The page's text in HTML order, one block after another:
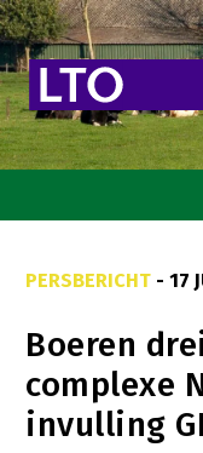
Goed eten
Mooi groen
Sterk
PERSBERICHT - 17
Boeren
complexe
invulling